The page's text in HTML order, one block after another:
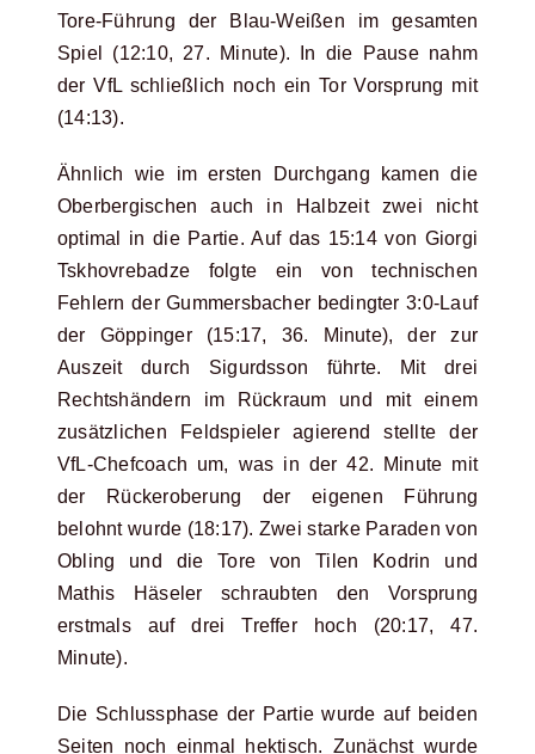
Tore-Führung der Blau-Weißen im gesamten
Spiel (12:10, 27. Minute). In die Pause nahm
der VfL schließlich noch ein Tor Vorsprung mit
(14:13).
Ähnlich wie im ersten Durchgang kamen die
Oberbergischen auch in Halbzeit zwei nicht
optimal in die Partie. Auf das 15:14 von Giorgi
Tskhovrebadze folgte ein von technischen
Fehlern der Gummersbacher bedingter 3:0-Lauf
der Göppinger (15:17, 36. Minute), der zur
Auszeit durch Sigurdsson führte. Mit drei
Rechtshändern im Rückraum und mit einem
zusätzlichen Feldspieler agierend stellte der
VfL-Chefcoach um, was in der 42. Minute mit
der Rückeroberung der eigenen Führung
belohnt wurde (18:17). Zwei starke Paraden von
Obling und die Tore von Tilen Kodrin und
Mathis Häseler schraubten den Vorsprung
erstmals auf drei Treffer hoch (20:17, 47.
Minute).
Die Schlussphase der Partie wurde auf beiden
Seiten noch einmal hektisch. Zunächst wurde